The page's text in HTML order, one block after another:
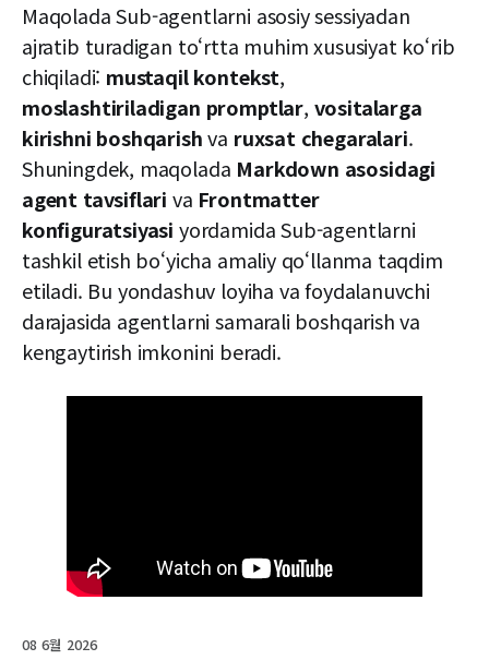
Maqolada Sub-agentlarni asosiy sessiyadan
ajratib turadigan to‘rtta muhim xususiyat ko‘rib
chiqiladi: mustaqil kontekst,
moslashtiriladigan promptlar, vositalarga
kirishni boshqarishva ruxsat chegaralari.
Shuningdek, maqolada Markdown asosidagi
agent tavsiflari va Frontmatter
konfiguratsiyasi yordamida Sub-agentlarni
tashkil etish bo‘yicha amaliy qo‘llanma taqdim
etiladi. Bu yondashuv loyiha va foydalanuvchi
darajasida agentlarni samarali boshqarish va
kengaytirish imkonini beradi.
08 6월 2026